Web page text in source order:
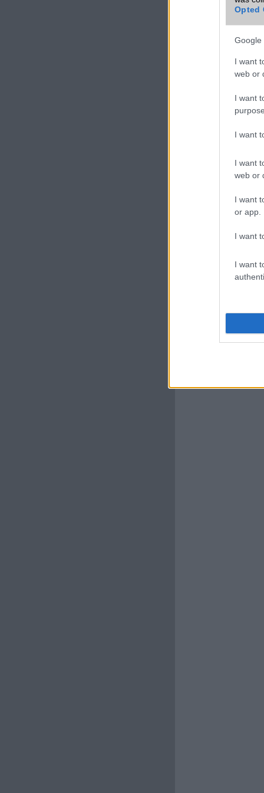
Opted
Google
I want
web or
I want
I want
I want
web or
I want
or app.
I want
I want